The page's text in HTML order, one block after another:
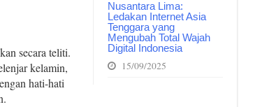
Nusantara Lima:
Ledakan Internet Asia
Tenggara yang
Mengubah Total Wajah
Digital Indonesia
15/09/2025
secara teliti.
kelamin,
hati-hati